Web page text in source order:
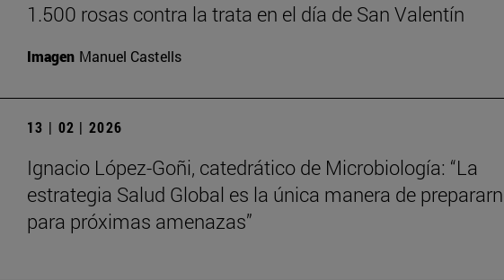
1.500 rosas contra la trata en el día de San Valentín
Imagen Manuel Castells
13 | 02 | 2026
Ignacio López-Goñi, catedrático de Microbiología: “La
estrategia Salud Global es la única manera de
para próximas amenazas”